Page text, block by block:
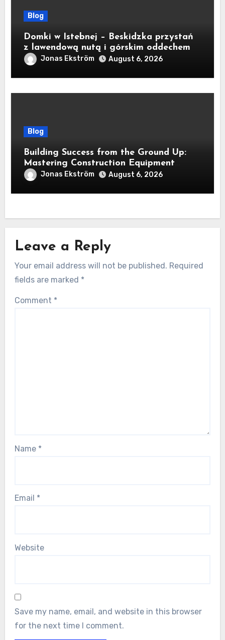
Blog
Domki w Istebnej – Beskidzka przystań
z lawendową nutą i górskim oddechem
Jonas Ekström August 6, 2026
Blog
Building Success from the Ground Up:
Mastering Construction Equipment
Financing
Jonas Ekström August 6, 2026
Leave a Reply
Your email address will not be published. Required
fields are marked *
Comment *
Name *
Email *
Website
Save my name, email, and website in this browser
for the next time I comment.